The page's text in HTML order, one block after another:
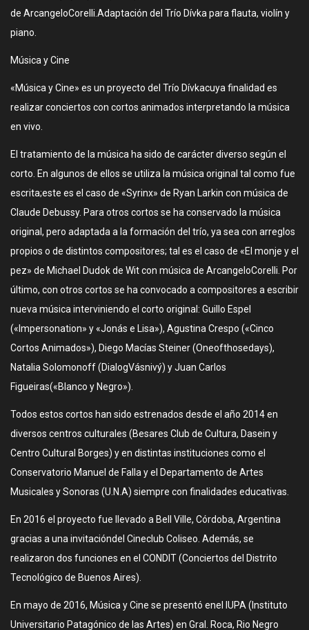
de ArcangeloCorelli.Adaptación del Trío Dívka para flauta, violín y
piano.
Música y Cine
«Música y Cine» es un proyecto del Trío Dívkacuya finalidad es
realizar conciertos con cortos animados interpretando la música
en vivo.
El tratamiento de la música ha sido de carácter diverso según el
corto. En algunos de ellos se utiliza la música original tal como fue
escrita;este es el caso de «Syrinx» de Ryan Larkin con música de
Claude Debussy. Para otros cortos se ha conservado la música
original, pero adaptada a la formación del trío, ya sea con arreglos
propios o de distintos compositores; tal es el caso de «El monje y el
pez» de Michael Dudok de Wit con música de ArcangeloCorelli. Por
último, con otros cortos se ha convocado a compositores a escribir
nueva música interviniendo el corto original: Guillo Espel
(«Impersonation» y «Jonás e Lisa»), Agustina Crespo («Cinco
Cortos Animados»), Diego Macías Steiner (Oneofthosedays),
Natalia Solomonoff (DialogVásnivý) y Juan Carlos
Figueiras(«Blanco y Negro»).
Todos estos cortos han sido estrenados desde el año 2014 en
diversos centros culturales (Besares Club de Cultura, Dasein y
Centro Cultural Borges) y en distintas instituciones como el
Conservatorio Manuel de Falla y el Departamento de Artes
Musicales y Sonoras (U.N.A) siempre con finalidades educativas.
En 2016 el proyecto fue llevado a Bell Ville, Córdoba, Argentina
gracias a una invitacióndel Cineclub Coliseo. Además, se
realizaron dos funciones en el CONDIT (Conciertos del Distrito
Tecnológico de Buenos Aires).
En mayo de 2016, Música y Cine se presentó enel IUPA (Instituto
Universitario Patagónico de las Artes) en Gral. Roca, Rio Negro